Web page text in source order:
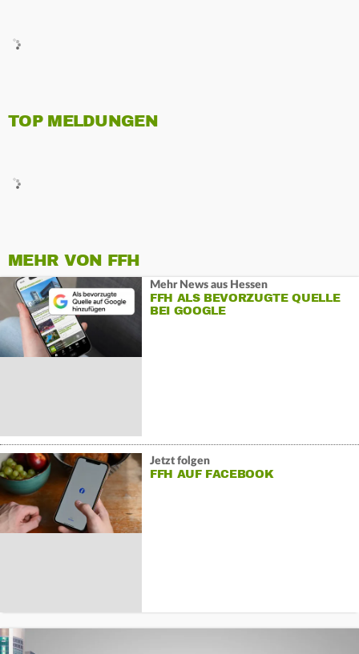
TOP MELDUNGEN
MEHR VON FFH
Mehr News aus Hessen
FFH ALS BEVORZUGTE QUELLE
BEI GOOGLE
Jetzt folgen
FFH AUF FACEBOOK